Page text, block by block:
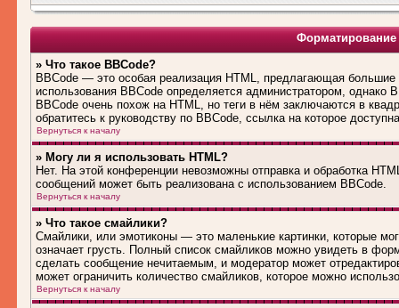
» Что такое BBCode?
BBCode — это особая реализация HTML, предлагающая
использования BBCode определяется администратором,
BBCode очень похож на HTML, но теги в нём заключаются в
обратитесь к руководству по BBCode, ссылка на которое
Вернуться к началу
» Могу ли я использовать HTML?
Нет. На этой конференции невозможны отправка и обработка
сообщений может быть реализована с использованием BBCode.
Вернуться к началу
» Что такое смайлики?
Смайлики, или эмотиконы — это маленькие картинки, которые
означает грусть. Полный список смайликов можно увидеть в
сделать сообщение нечитаемым, и модератор может
может ограничить количество смайликов, которое можно
Вернуться к началу